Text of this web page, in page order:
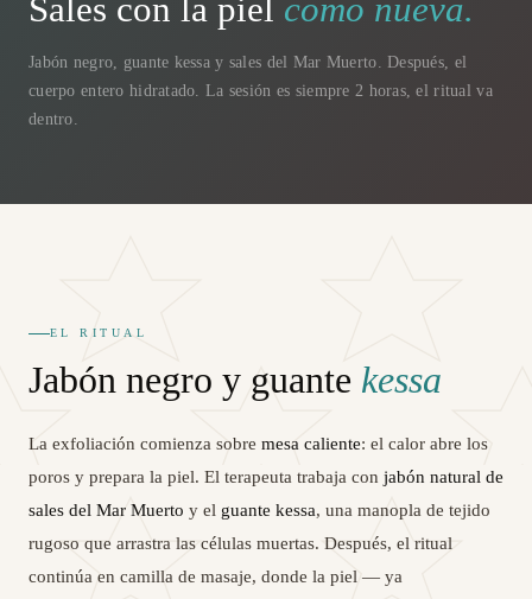
Sales con la piel como nueva.
Jabón negro, guante kessa y sales del Mar Muerto. Después, el
cuerpo entero hidratado. La sesión es siempre 2 horas, el ritual va
dentro.
EL RITUAL
Jabón negro y guante kessa
La exfoliación comienza sobre mesa caliente: el calor abre los
poros y prepara la piel. El terapeuta trabaja con jabón natural de
sales del Mar Muerto y el guante kessa, una manopla de tejido
rugoso que arrastra las células muertas. Después, el ritual
continúa en camilla de masaje, donde la piel — ya